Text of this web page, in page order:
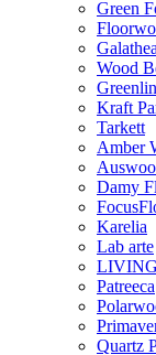
Green
Galathea
Wood
Kraft
Tarkett
Amber
Damy
Karelia
Lab arte
Patreeca
Quartz